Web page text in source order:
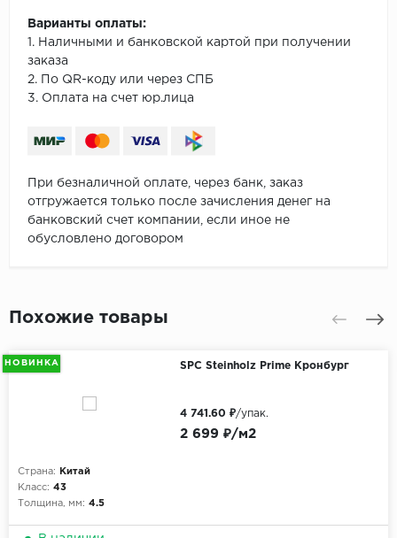
Варианты оплаты:
1. Наличными и банковской картой при получении
заказа
2. По QR-коду или через СПБ
3. Оплата на счет юр.лица
При безналичной оплате, через банк, заказ
отгружается только после зачисления денег на
банковский счет компании, если иное не
обусловлено договором
Похожие товары
НОВИНКА SPC Steinholz Prime Кронбург
Страна:
Китай
Класс: 43
Толщина, мм: 4.5
2 699 ₽/м2
4 741.60 ₽/упак.